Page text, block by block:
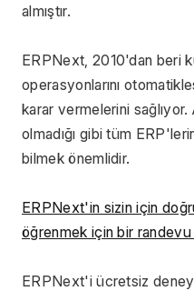
almıştır.
ERPNext, 2010'dan beri
operasyonlarını
karar vermelerini
olmadığı gibi tüm
bilmek önemlidir.
ERPNext'in sizin için
öğrenmek için bir randevu
ERPNext'i ücretsiz